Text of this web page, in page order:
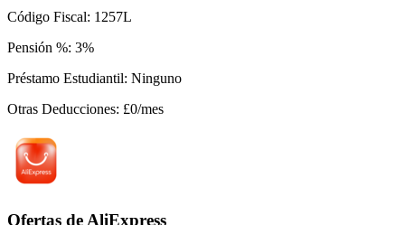
Código Fiscal: 1257L
Pensión %: 3%
Préstamo Estudiantil: Ninguno
Otras Deducciones: £0/mes
Ofertas de AliExpress